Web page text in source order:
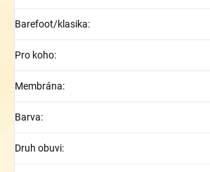
Barefoot/klasika:
Pro koho:
Membrána:
Barva:
Druh obuvi: